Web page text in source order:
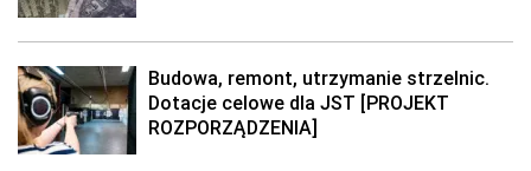
Budowa, remont, utrzymanie strzelnic.
Dotacje celowe dla JST [PROJEKT
ROZPORZĄDZENIA]